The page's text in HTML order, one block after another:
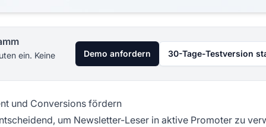
ein. Keine Demo anfordern 30-Tage-Testversion
und Conversions fördern
um Newsletter-Leser in aktive Promoter zu